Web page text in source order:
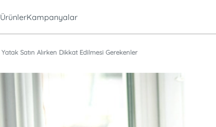
ÜrünlerKampanyalar
Yatak Satın Alırken Dikkat Edilmesi Gerekenler